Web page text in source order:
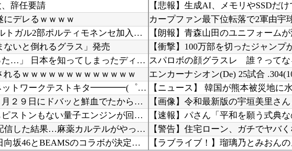
辞任要請
にデレるｗｗｗｗ
浦和レッズ退団のMF中島翔哉がポルトガル2部ポルティモネンセ加入決定 4年ぶりの古巣復帰に
ないと倒れるグラス」発売
海外「日本なんて行くんじゃなかった…」 日本を知ってしまったディズニー信者、帰国後『本家』...
れるｗｗｗｗｗｗｗｗｗｗｗｗｗ
【朗報】 フロム新作Duskbloods、ネットワークテストキタ━━━━(゜∀゜)━━━━...
生理の予定が８月６日なんだけど７月２９日にドバッと鮮血でたから生理かな？って思ったのよね
世界初の超伝導量子熱機関…燃料もピストンもない量子エンジンが回った！
【閲覧注意】 メキシコの街中で生配信した結果…麻薬カルテルがやって来て、たった3秒で…（動...
【日向坂46】 今回はお手頃価格？日向坂46とBEAMSのコラボが決定！！
カープファン最下位転落で2軍由宇
スパロボの顔グラスレ 誰？ってな
エンカーナシオン(De) 25試合
【警告】住宅ローン、ガチでヤバ
【ラブライブ！】瑠璃乃とみおん